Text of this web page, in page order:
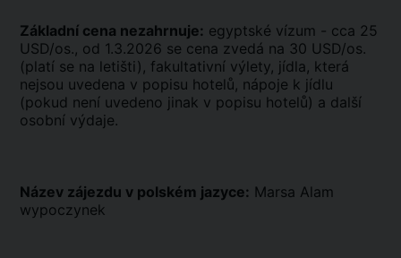
Základní cena nezahrnuje: egyptské vízum - cca 25
USD/os., od 1.3.2026 se cena zvedá na 30 USD/os.
(platí se na letišti), fakultativní výlety, jídla, která
nejsou uvedena v popisu hotelů, nápoje k jídlu
(pokud není uvedeno jinak v popisu hotelů) a další
osobní výdaje.
Název zájezdu v polském jazyce: Marsa Alam
wypoczynek